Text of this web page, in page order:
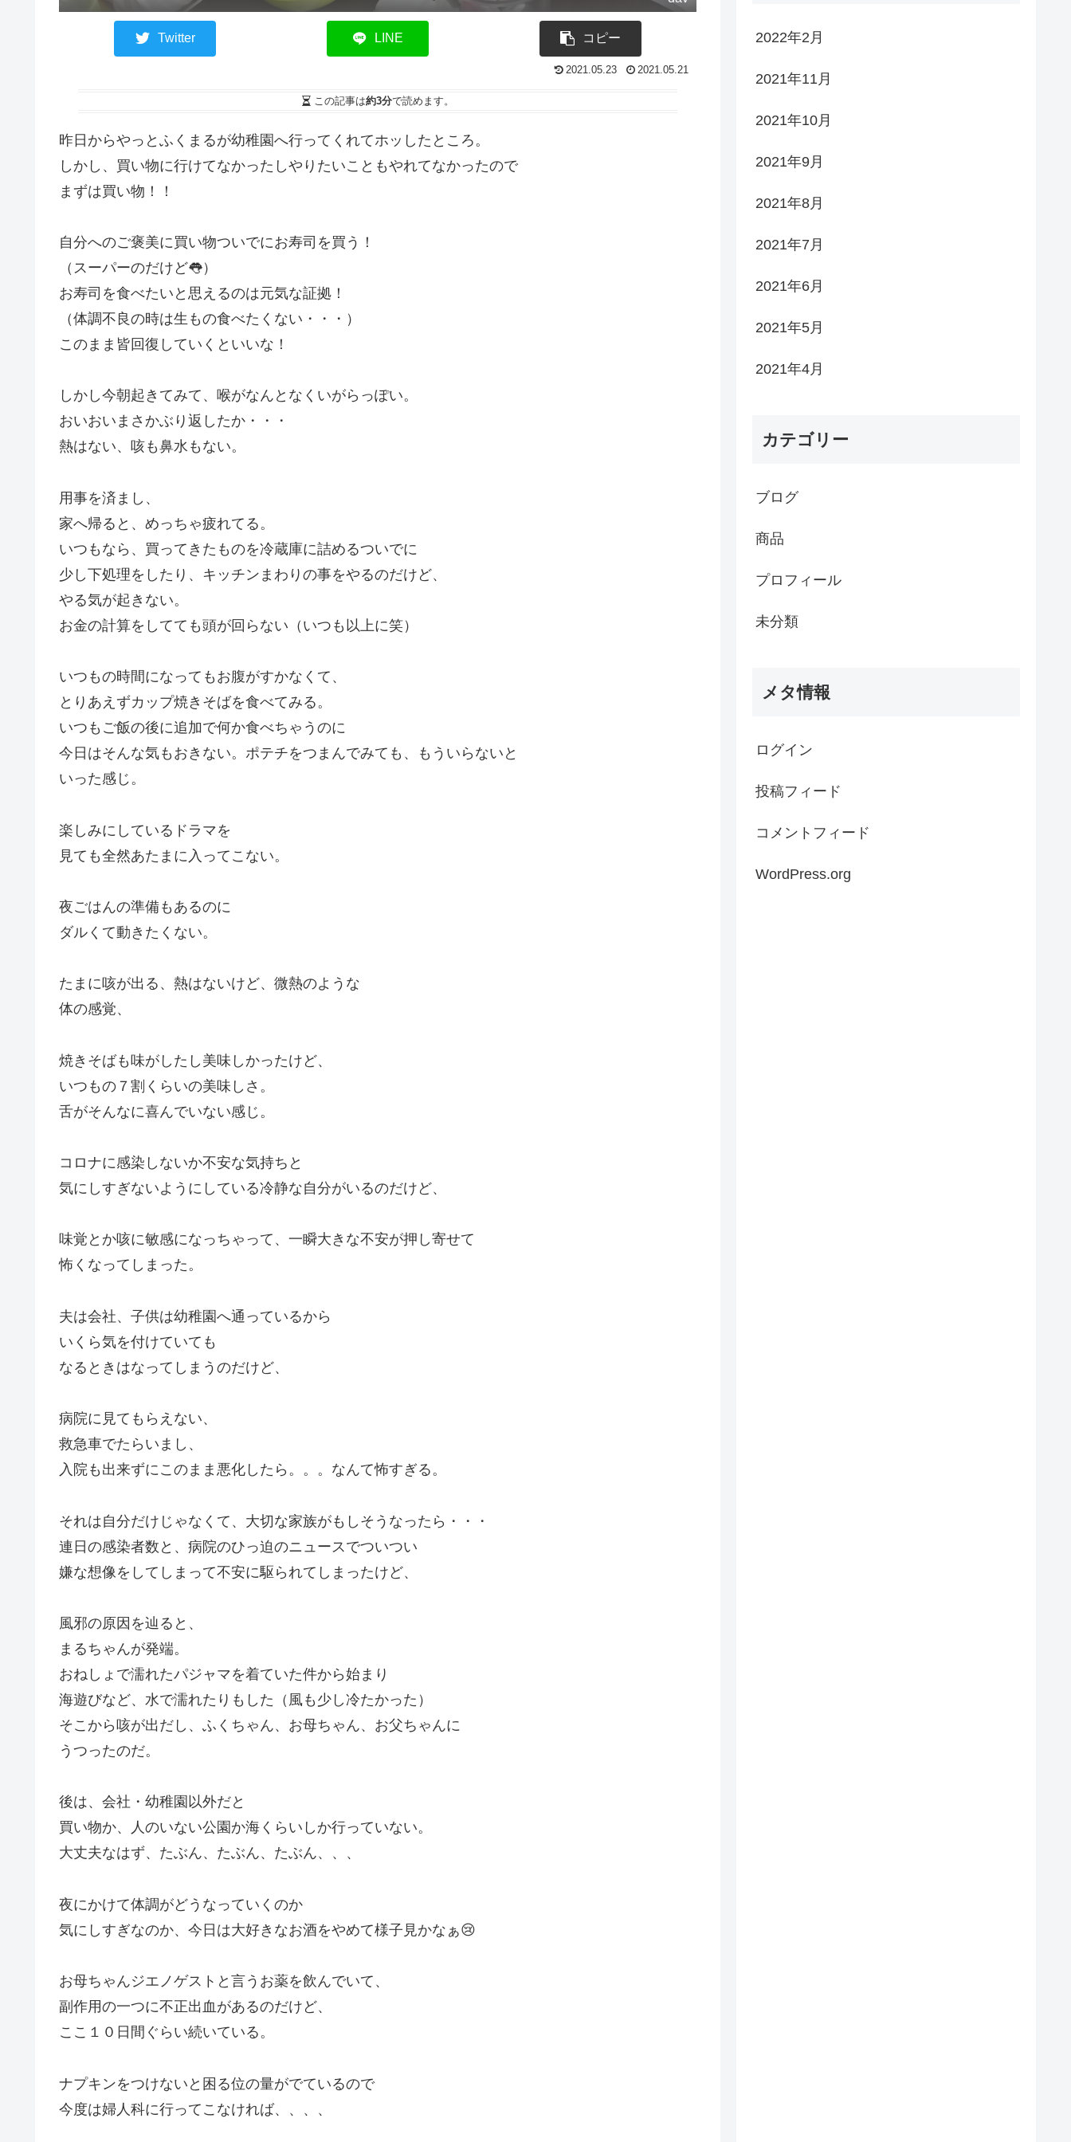
Twitter LINE コピー
2021.05.23 2021.05.21
この記事は約3分で読めます。
昨日からやっとふくまるが幼稚園へ行ってくれてホッしたところ。
しかし、買い物に行けてなかったしやりたいこともやれてなかったので
まずは買い物！！
自分へのご褒美に買い物ついでにお寿司を買う！
（スーパーのだけど👅）
お寿司を食べたいと思えるのは元気な証拠！
（体調不良の時は生もの食べたくない・・・）
このまま皆回復していくといいな！
しかし今朝起きてみて、喉がなんとなくいがらっぽい。
おいおいまさかぶり返したか・・・
熱はない、咳も鼻水もない。
用事を済まし、
家へ帰ると、めっちゃ疲れてる。
いつもなら、買ってきたものを冷蔵庫に詰めるついでに
少し下処理をしたり、キッチンまわりの事をやるのだけど、
やる気が起きない。
お金の計算をしてても頭が回らない（いつも以上に笑）
いつもの時間になってもお腹がすかなくて、
とりあえずカップ焼きそばを食べてみる。
いつもご飯の後に追加で何か食べちゃうのに
今日はそんな気もおきない。ポテチをつまんでみても、もういらないと
いった感じ。
楽しみにしているドラマを
見ても全然あたまに入ってこない。
夜ごはんの準備もあるのに
ダルくて動きたくない。
たまに咳が出る、熱はないけど、微熱のような
体の感覚、
焼きそばも味がしたし美味しかったけど、
いつもの７割くらいの美味しさ。
舌がそんなに喜んでいない感じ。
コロナに感染しないか不安な気持ちと
気にしすぎないようにしている冷静な自分がいるのだけど、
味覚とか咳に敏感になっちゃって、一瞬大きな不安が押し寄せて
怖くなってしまった。
夫は会社、子供は幼稚園へ通っているから
いくら気を付けていても
なるときはなってしまうのだけど、
病院に見てもらえない、
救急車でたらいまし、
入院も出来ずにこのまま悪化したら。。。なんて怖すぎる。
それは自分だけじゃなくて、大切な家族がもしそうなったら・・・
連日の感染者数と、病院のひっ迫のニュースでついつい
嫌な想像をしてしまって不安に駆られてしまったけど、
風邪の原因を辿ると、
まるちゃんが発端。
おねしょで濡れたパジャマを着ていた件から始まり
海遊びなど、水で濡れたりもした（風も少し冷たかった）
そこから咳が出だし、ふくちゃん、お母ちゃん、お父ちゃんに
うつったのだ。
後は、会社・幼稚園以外だと
買い物か、人のいない公園か海くらいしか行っていない。
大丈夫なはず、たぶん、たぶん、たぶん、、、
夜にかけて体調がどうなっていくのか
気にしすぎなのか、今日は大好きなお酒をやめて様子見かなぁ😢
お母ちゃんジエノゲストと言うお薬を飲んでいて、
副作用の一つに不正出血があるのだけど、
ここ１０日間ぐらい続いている。
ナプキンをつけないと困る位の量がでているので
今度は婦人科に行ってこなければ、、、、
2022年2月
2021年11月
2021年10月
2021年9月
2021年8月
2021年7月
2021年6月
2021年5月
2021年4月
カテゴリー
ブログ
商品
プロフィール
未分類
メタ情報
ログイン
投稿フィード
コメントフィード
WordPress.org